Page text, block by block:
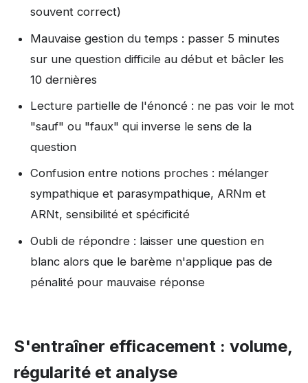
souvent correct)
Mauvaise gestion du temps : passer 5 minutes
sur une question difficile au début et bâcler les
10 dernières
Lecture partielle de l'énoncé : ne pas voir le mot
"sauf" ou "faux" qui inverse le sens de la
question
Confusion entre notions proches : mélanger
sympathique et parasympathique, ARNm et
ARNt, sensibilité et spécificité
Oubli de répondre : laisser une question en
blanc alors que le barème n'applique pas de
pénalité pour mauvaise réponse
S'entraîner efficacement : volume,
régularité et analyse